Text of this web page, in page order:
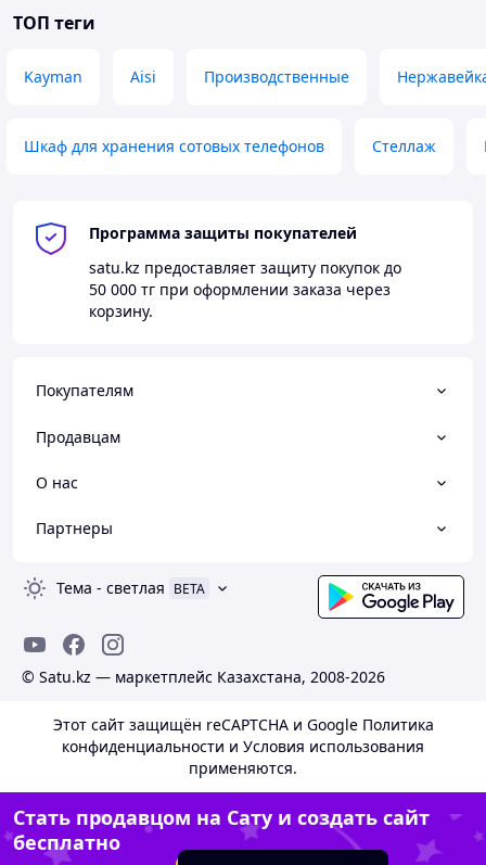
ТОП теги
Kayman Aisi Производственные
Шкаф для хранения сотовых телефонов Стеллаж
Программа защиты покупателей
satu.kz предоставляет защиту покупок до
50 000 тг при оформлении заказа через
корзину.
Покупателям
Продавцам
О нас
Партнеры
Тема - светлая BETA
© Satu.kz — маркетплейс Казахстана, 2008-2026
Этот сайт защищён reCAPTCHA и Google Политика
конфиденциальности и Условия использования
применяются.
Стать продавцом на Сату и создать сайт
бесплатно